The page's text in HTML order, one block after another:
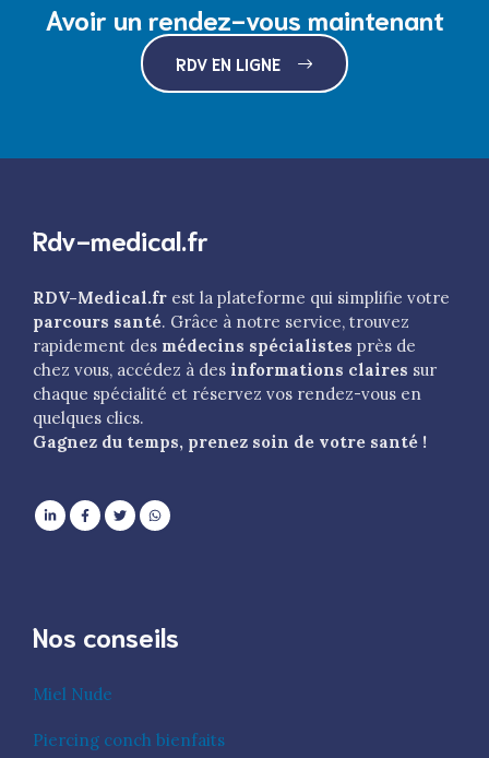
Avoir un rendez-vous maintenant
RDV EN LIGNE
Rdv-medical.fr
RDV-Medical.fr est la plateforme qui simplifie votre
parcours santé. Grâce à notre service, trouvez
rapidement des médecins spécialistes près de
chez vous, accédez à des informations claires sur
chaque spécialité et réservez vos rendez-vous en
quelques clics.
Gagnez du temps, prenez soin de votre santé !
Nos conseils
Miel Nude
Piercing conch bienfaits